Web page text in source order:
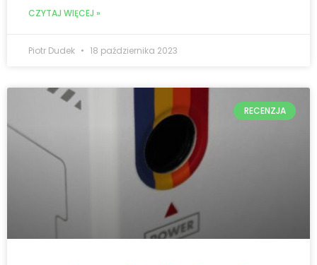
CZYTAJ WIĘCEJ »
Piotr Dudek 18 października 2023
RECENZJA